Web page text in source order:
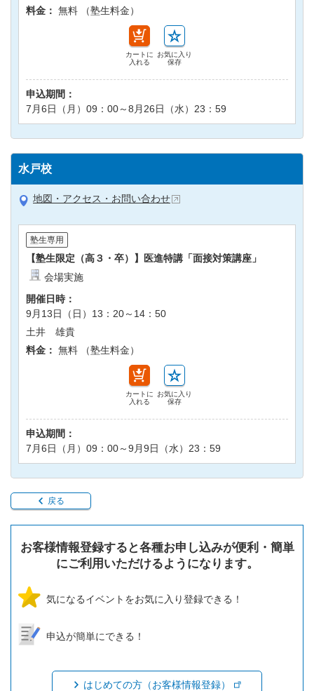
料金： 無料 （塾生料金）
カートに
入れる
お気に入り
保存
申込期間：
7月6日（月）09：00～8月26日（水）23：59
水戸校
地図・アクセス・お問い合わせ
塾生専用
【塾生限定（高３・卒）】医進特講「面接対策講座」
会場実施
開催日時：
9月13日（日）13：20～14：50
土井 雄貴
料金： 無料 （塾生料金）
カートに
入れる
お気に入り
保存
申込期間：
7月6日（月）09：00～9月9日（水）23：59
戻る
お客様情報登録すると各種お申し込みが便利・簡単
にご利用いただけるようになります。
気になるイベントをお気に入り登録できる！
申込が簡単にできる！
はじめての方（お客様情報登録）